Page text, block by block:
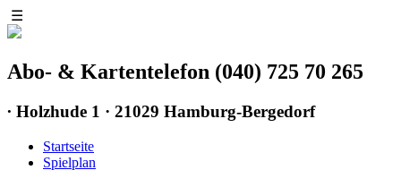
☰
Abo- & Kartentelefon (040) 725 70 265
∙ Holzhude 1 · 21029 Hamburg-Bergedorf
Startseite
Spielplan